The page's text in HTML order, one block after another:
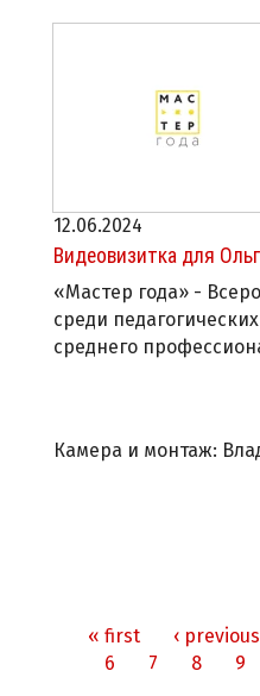
12.06.2024
Видеовизитка для
«Мастер года» -
среди
среднего
Камера и монтаж:
Pages« first ‹ previous
6
7 8 9